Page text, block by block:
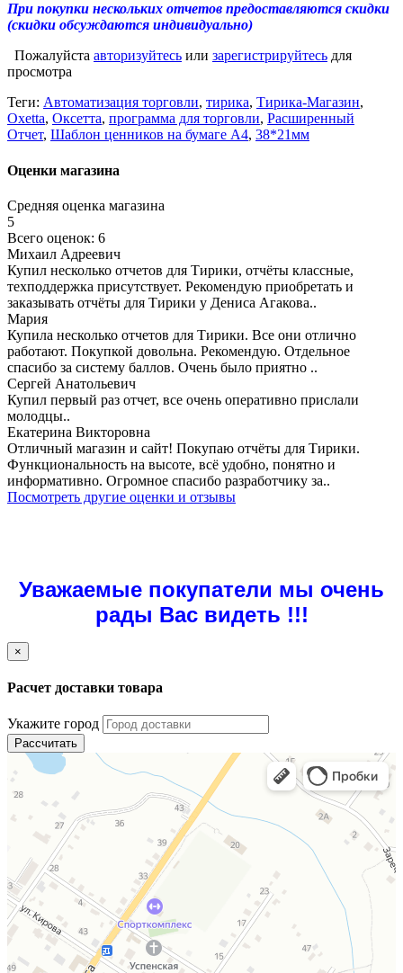
При покупки нескольких отчетов предоставляются скидки
(скидки обсуждаются индивидуально)
Пожалуйста авторизуйтесь или зарегистрируйтесь для
просмотра
Теги: Автоматизация торговли, тирика, Тирика-Магазин,
Oxetta, Оксетта, программа для торговли, Расширенный
Отчет, Шаблон ценников на бумаге А4, 38*21мм
Оценки магазина
Средняя оценка магазина
5
Всего оценок: 6
Михаил Адреевич
Купил несколько отчетов для Тирики, отчёты классные,
техподдержка присутствует. Рекомендую приобретать и
заказывать отчёты для Тирики у Дениса Агакова..
Мария
Купила несколько отчетов для Тирики. Все они отлично
работают. Покупкой довольна. Рекомендую. Отдельное
спасибо за систему баллов. Очень было приятно ..
Сергей Анатольевич
Купил первый раз отчет, все очень оперативно прислали
молодцы..
Екатерина Викторовна
Отличный магазин и сайт! Покупаю отчёты для Тирики.
Функциональность на высоте, всё удобно, понятно и
информативно. Огромное спасибо разработчику за..
Посмотреть другие оценки и отзывы
Уважаемые покупатели мы очень
рады Вас видеть !!!
×
Расчет доставки товара
Укажите город
Рассчитать